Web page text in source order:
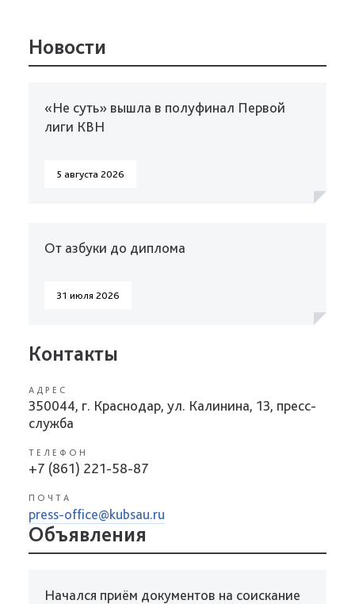
Новости
«Не суть» вышла в полуфинал Первой
лиги КВН
5 августа 2026
От азбуки до диплома
31 июля 2026
Контакты
АДРЕС
350044, г. Краснодар, ул. Калинина, 13, пресс-
служба
ТЕЛЕФОН
+7 (861) 221-58-87
ПОЧТА
press-office@kubsau.ru
Объявления
Начался приём документов на соискание